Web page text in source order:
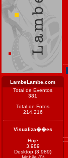
LambeLambe.com
Total de Eventos
381
Total de Fotos
214.216
Visualiza��es
Hoje
3.989
Desktop (3.989)